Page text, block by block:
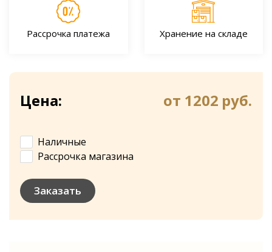
Рассрочка платежа Хранение на складе
Цена: от 1202 руб.
Наличные
Рассрочка магазина
Заказать